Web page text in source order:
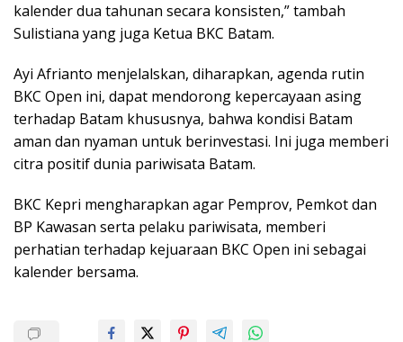
kalender dua tahunan secara konsisten,” tambah
Sulistiana yang juga Ketua BKC Batam.
Ayi Afrianto menjelalskan, diharapkan, agenda rutin
BKC Open ini, dapat mendorong kepercayaan asing
terhadap Batam khususnya, bahwa kondisi Batam
aman dan nyaman untuk berinvestasi. Ini juga memberi
citra positif dunia pariwisata Batam.
BKC Kepri mengharapkan agar Pemprov, Pemkot dan
BP Kawasan serta pelaku pariwisata, memberi
perhatian terhadap kejuaraan BKC Open ini sebagai
kalender bersama.